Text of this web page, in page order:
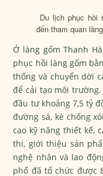
Du lịch phục hồi
đến tham quan
Ở làng gốm Thanh
phục hồi làng gốm
thống và chuyển dời
để cải tạo môi trường.
đầu tư khoảng 7,5 tỷ
đường sá, kè chống
cao kỹ năng thiết kế,
thi, giới thiệu sản
nghệ nhân và lao
phố đã tổ chức được